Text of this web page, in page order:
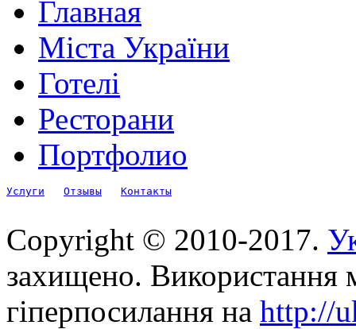
Главная
Міста України
Готелі
Ресторани
Портфолио
Услуги Отзывы Контакты
Copyright © 2010-2017.
захищено. Використання
гіперпосилання на http://